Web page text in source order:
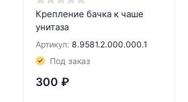
Крепление бачка к чаше
унитаза
Артикул: 8.9581.2.000.000.1
Под заказ
300 ₽